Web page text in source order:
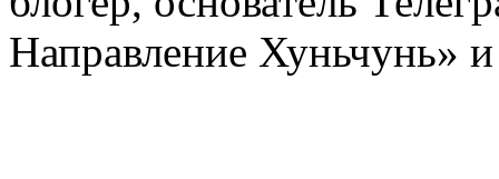
Направление Хуньчунь»